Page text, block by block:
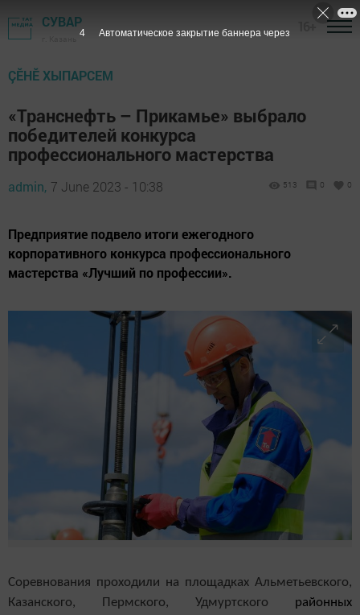
СУВАР
ÇӖНӖ ХЫПАРСЕМ
«Транснефть – Прикамье» выбрало
победителей конкурса
профессионального мастерства
admin, 7 June 2023 - 10:38 513 0 0
Предприятие подвело итоги ежегодного
корпоративного конкурса профессионального
мастерства «Лучший по профессии».
Соревнования проходили на площадках Альметьевского,
Казанского, Пермского, Удмуртского районных
3 Автоматическое закрытие баннера через